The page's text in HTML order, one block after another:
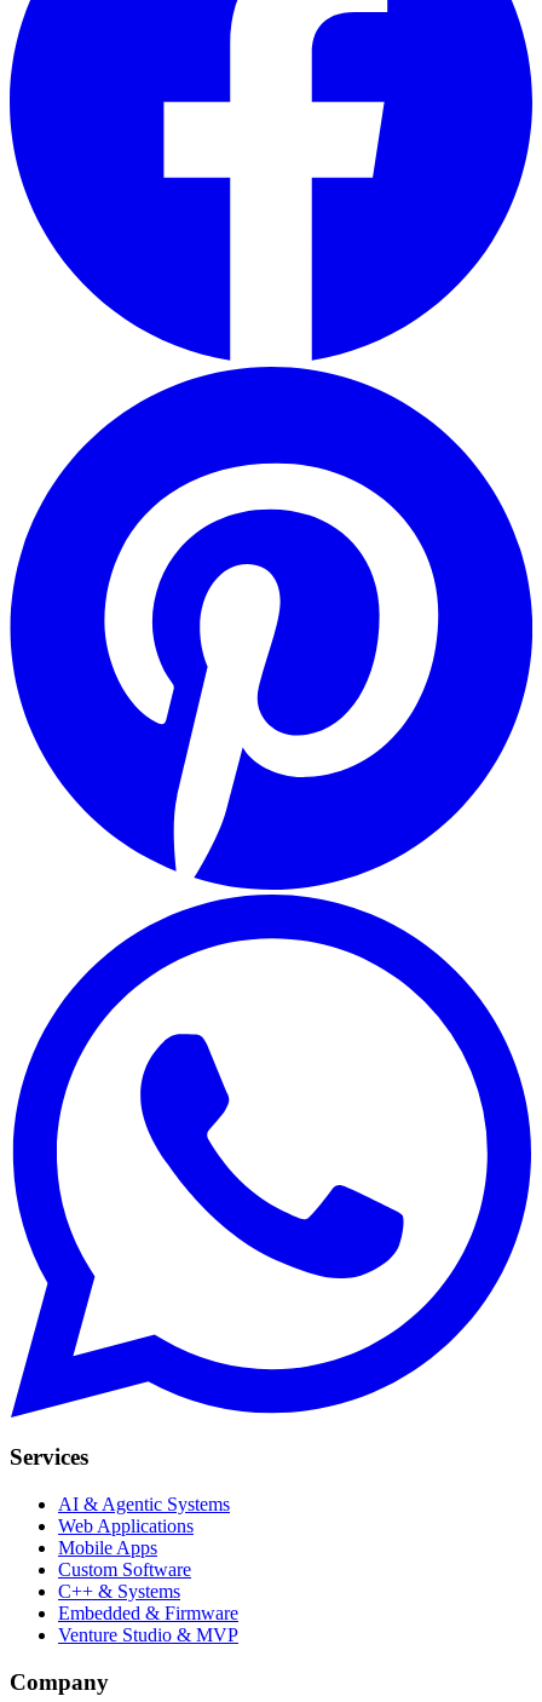
Services
AI & Agentic Systems
Web Applications
Mobile Apps
Custom Software
C++ & Systems
Embedded & Firmware
Venture Studio & MVP
Company